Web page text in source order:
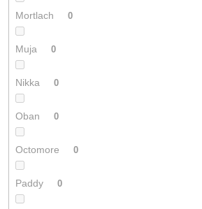
Mortlach 0
Muja 0
Nikka 0
Oban 0
Octomore 0
Paddy 0